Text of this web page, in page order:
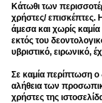
Κάτωθι των
χρήστες/ επισκέπτες.
άμεσα και χωρίς
εκτός του
υβριστικό, ειρωνικό,
Σε καμία περίπτωση ο
αλήθεια των
χρήστες της